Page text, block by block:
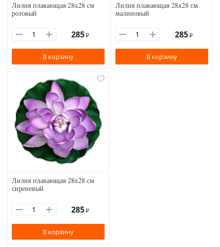
Лилия плавающая 28х28 см
розовый
285 ₽
В корзину
Лилия плавающая 28х28 см
малиновый
285 ₽
В корзину
Лилия плавающая 28х28 см
сиреневый
285 ₽
В корзину